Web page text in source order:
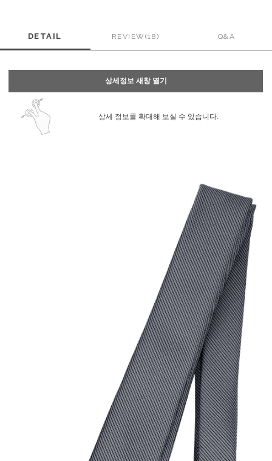
DETAIL REVIEW(18) Q&A
상세정보 새창 열기
상세 정보를 확대해 보실 수 있습니다.